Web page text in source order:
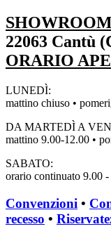
22063 Cantù
ORARIO
LUNEDÌ:
mattino chiuso •
DA MARTEDÌ A
mattino 9.00-12.00 •
SABATO:
orario continuato 9.00
Convenzioni •
recesso •